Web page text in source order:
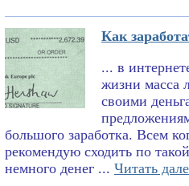
Как
... в
жизни масса
своими
большого заработка. Всем
рекомендую сходить по
немного денег ... Читать